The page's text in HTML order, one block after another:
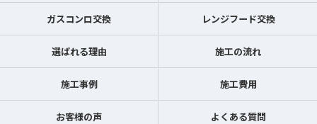
ガスコンロ交換 レンジフード交換
選ばれる理由 施工の流れ
施工事例 施工費用
お客様の声 よくある質問